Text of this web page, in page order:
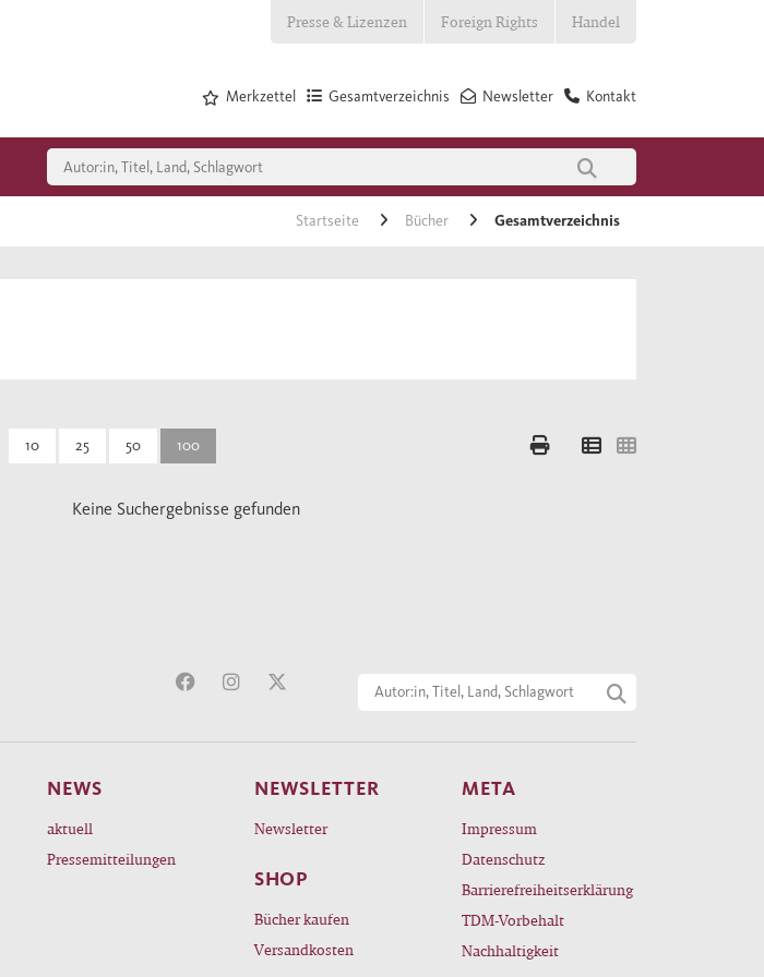
Presse & Lizenzen Foreign Rights Handel
Kontakt
Newsletter
Gesamtverzeichnis
Merkzettel
Startseite Bücher Gesamtverzeichnis
10 25 50 100
Keine Suchergebnisse gefunden
NEWS
aktuell
Pressemitteilungen
NEWSLETTER
Newsletter
SHOP
Bücher kaufen
Versandkosten
META
Impressum
Datenschutz
Barrierefreiheitserklärung
TDM-Vorbehalt
Nachhaltigkeit